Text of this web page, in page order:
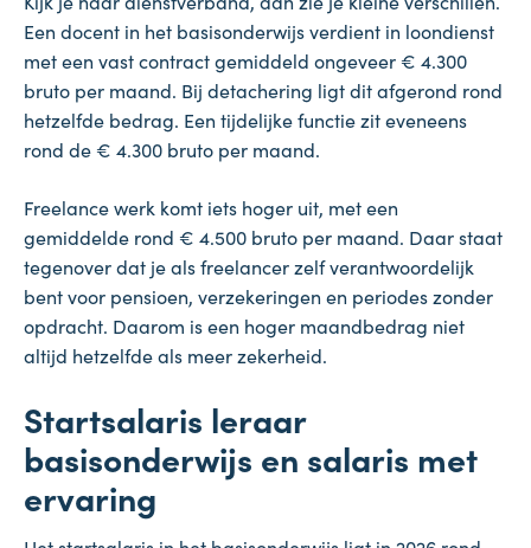
Een docent in het basisonderwijs verdient in loondienst
met een vast contract gemiddeld ongeveer € 4.300
bruto per maand. Bij detachering ligt dit afgerond rond
hetzelfde bedrag. Een tijdelijke functie zit eveneens
rond de € 4.300 bruto per maand.
Freelance werk komt iets hoger uit, met een
gemiddelde rond € 4.500 bruto per maand. Daar staat
tegenover dat je als freelancer zelf verantwoordelijk
bent voor pensioen, verzekeringen en periodes zonder
opdracht. Daarom is een hoger maandbedrag niet
altijd hetzelfde als meer zekerheid.
Startsalaris leraar
basisonderwijs en salaris met
ervaring